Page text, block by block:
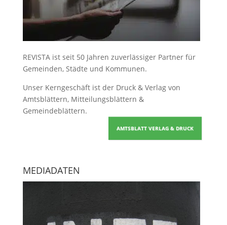
REVISTA ist seit 50 Jahren zuverlässiger Partner für
Gemeinden, Städte und Kommunen.
Unser Kerngeschäft ist der Druck & Verlag von
Amtsblättern, Mitteilungsblättern &
Gemeindeblättern.
AMTSBLATT VERLAG & DRUCK
MEDIADATEN